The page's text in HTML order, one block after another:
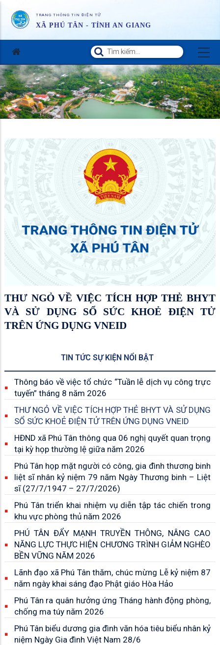
TRANG THÔNG TIN ĐIỆN TỬ
XÃ PHÚ TÂN - TỈNH AN GIANG
THƯ NGỎ VỀ VIỆC TÍCH HỢP THẺ BHYT
VÀ SỬ DỤNG SỔ SỨC KHOẺ ĐIỆN TỬ
TRÊN ỨNG DỤNG VNEID
TIN TỨC SỰ KIỆN NỔI BẬT
Thông báo về việc tổ chức “Tuần lễ dịch vụ công trực
tuyến” tháng 8 năm 2026
THƯ NGỎ VỀ VIỆC TÍCH HỢP THẺ BHYT VÀ SỬ DỤNG
SỔ SỨC KHOẺ ĐIỆN TỬ TRÊN ỨNG DỤNG VNEID
HĐND xã Phú Tân thông qua 06 nghị quyết quan trọng
tại kỳ họp thường lệ giữa năm 2026
Phú Tân họp mặt người có công, gia đình thương binh
liệt sĩ nhân kỷ niệm 79 năm Ngày Thương binh – Liệt
sĩ (27/7/1947 – 27/7/2026)
Phú Tân triển khai nhiệm vụ diễn tập tác chiến trong
khu vực phòng thủ năm 2026
PHÚ TÂN ĐẨY MẠNH TRUYỀN THÔNG, NÂNG CAO
NĂNG LỰC THỰC HIỆN CHƯƠNG TRÌNH GIẢM NGHÈO
BỀN VỮNG NĂM 2026
Lãnh đạo xã Phú Tân thăm, chúc mừng Lễ kỷ niệm 87
năm ngày khai sáng đạo Phật giáo Hòa Hảo
Phú Tân ra quân hưởng ứng Tháng hành động phòng,
chống ma túy năm 2026
Phú Tân biểu dương gia đình văn hóa tiêu biểu nhân kỷ
niệm Ngày Gia đình Việt Nam 28/6